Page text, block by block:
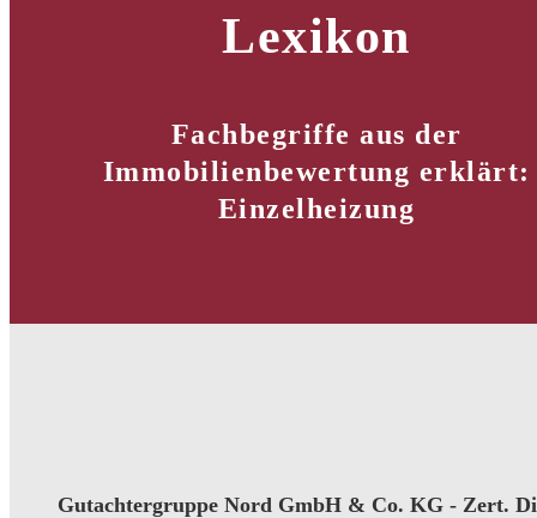
Lexikon
Fachbegriffe aus der
Immobilienbewertung erklärt:
Einzelheizung
Gutachtergruppe Nord GmbH & Co. KG - Zert.